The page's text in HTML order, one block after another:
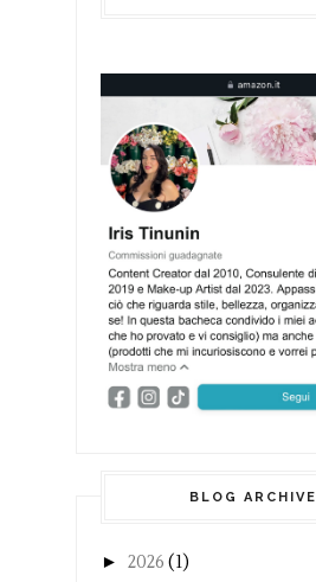
BLOG ARCHIVE
► 2026 (1)